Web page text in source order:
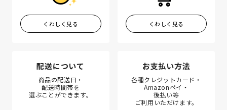
くわしく見る くわしく見る
配送について
商品の配送日・
配送時間帯を
選ぶことができます。
お支払い方法
各種クレジットカード・
Amazonペイ・
後払い等
ご利用いただけます。